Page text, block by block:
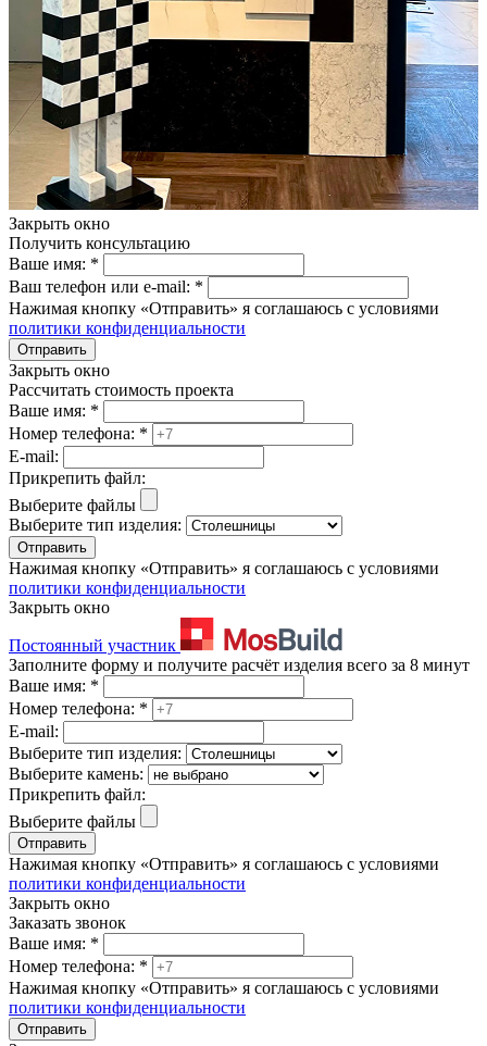
Закрыть окно
Получить консультацию
Ваше имя: *
Ваш телефон или e-mail: *
Нажимая кнопку «Отправить» я соглашаюсь с условиями
политики конфиденциальности
Отправить
Закрыть окно
Рассчитать стоимость проекта
Ваше имя: *
Номер телефона: *
E-mail:
Прикрепить файл:
Выберите файлы
Выберите тип изделия:
Отправить
Нажимая кнопку «Отправить» я соглашаюсь с условиями
политики конфиденциальности
Закрыть окно
Постоянный участник
Заполните форму и получите расчёт изделия всего за 8 минут
Ваше имя: *
Номер телефона: *
E-mail:
Выберите тип изделия:
Выберите камень:
Прикрепить файл:
Выберите файлы
Отправить
Нажимая кнопку «Отправить» я соглашаюсь с условиями
политики конфиденциальности
Закрыть окно
Заказать звонок
Ваше имя: *
Номер телефона: *
Нажимая кнопку «Отправить» я соглашаюсь с условиями
политики конфиденциальности
Отправить